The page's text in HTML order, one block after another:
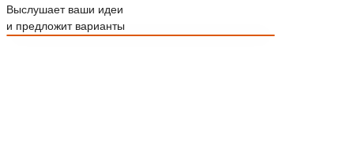
Выслушает ваши идеи
и предложит варианты